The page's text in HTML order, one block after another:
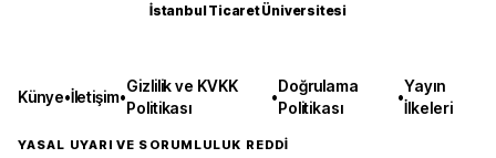
İstanbul Ticaret Üniversitesi
Künye•İletişim•
Gizlilik ve KVKK
Politikası
•
Doğrulama
Politikası
•
Yayın
İlkeleri
YASAL UYARI VE SORUMLULUK REDDİ